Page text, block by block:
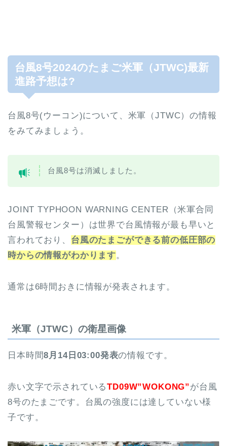
台風8号2024のたまご米軍（JTWC)最新
進路予想は?
台風8号(ウーコン)について、米軍（JTWC）の情報
をみてみましょう。
台風8号は消滅しました。
JOINT TYPHOON WARNING CENTER（米軍合同
台風警報センター）は世界で台風情報が最も早いと
言われており、 台風のたまごができる前の低圧部の
時からの情報がわかります。
通常は6時間おきに情報が発表されます。
米軍（JTWC）の衛星画像
日本時間8月14日03:00発表の情報です。
赤い文字で示されているTD09W”WOKONG”が台風
8号のたまごです。台風の強度には達していない様
子です。